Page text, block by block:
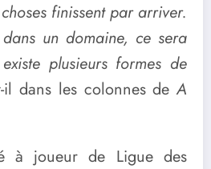
finissent par arriver.
un domaine, ce sera
plusieurs formes de
il dans les colonnes deA
à joueur de Ligue des